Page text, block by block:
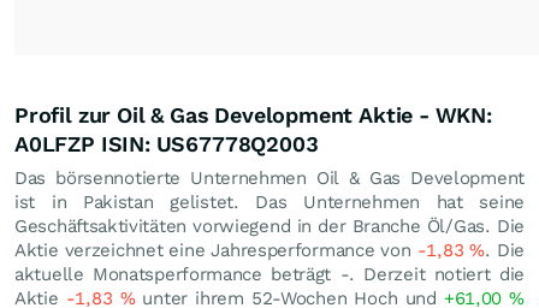
Profil zur Oil & Gas Development Aktie - WKN:
A0LFZP ISIN: US67778Q2003
Das börsennotierte Unternehmen Oil & Gas Development
ist in Pakistan gelistet. Das Unternehmen hat seine
Geschäftsaktivitäten vorwiegend in der Branche Öl/Gas. Die
Aktie verzeichnet eine Jahresperformance von -1,83%. Die
aktuelle Monatsperformance beträgt -. Derzeit notiert die
Aktie -1,83 %unter ihrem 52-Wochen Hoch und +61,00%